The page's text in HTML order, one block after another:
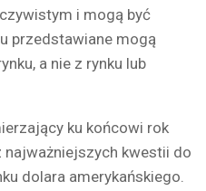
i mogą być
przedstawiane mogą
a nie z rynku lub
ku końcowi rok
najważniejszych kwestii do
dolara amerykańskiego.